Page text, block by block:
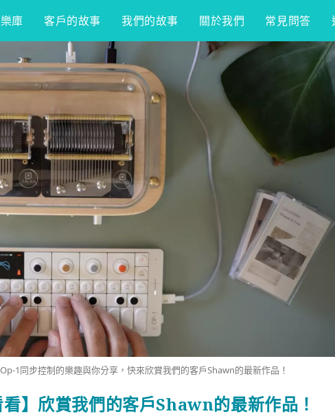
庫 客戶的故事 我們的故事 關於我們 常見問答
1同步控制的樂趣與你分享，快來欣賞我們的客戶Shawn的最新作品！
】欣賞我們的客戶Shawn的最新作品！